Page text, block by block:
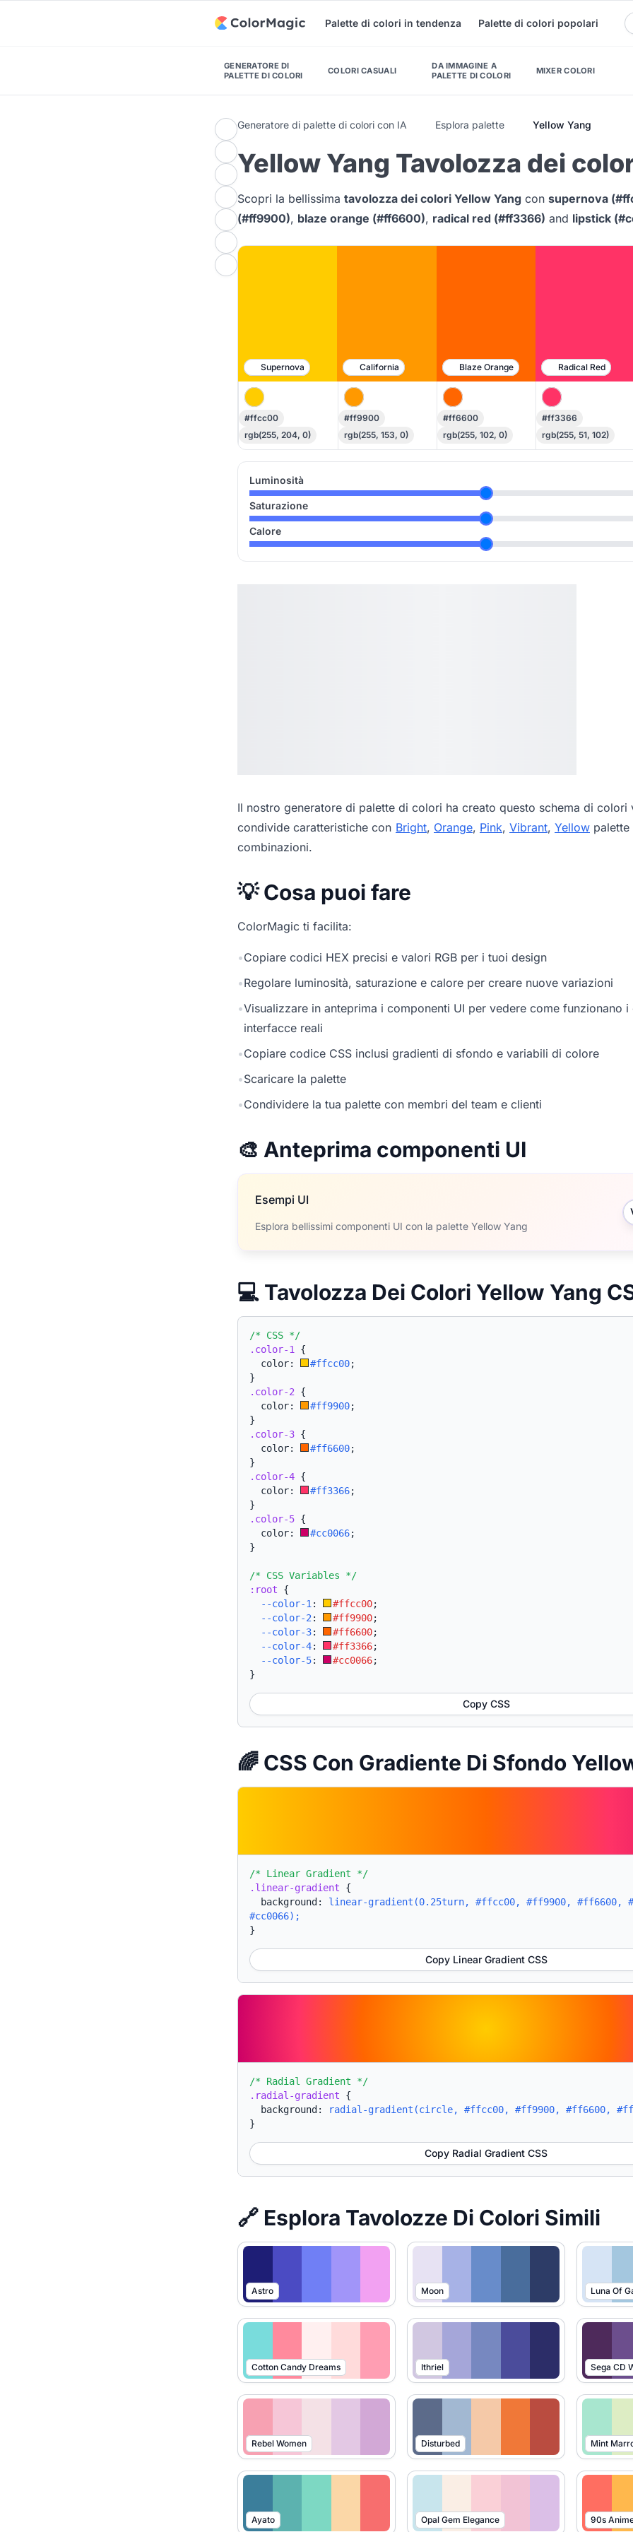
Palette di colori in tendenza Palette di colori popolari
GENERATORE DI
PALETTE DI COLORI
COLORI CASUALI
DA IMMAGINE A
PALETTE DI COLORI
MIXER COLORI
Generatore di palette di colori con IA Esplora palette Yellow Yang
Yellow Yang Tavolozza dei
Scopri la bellissima tavolozza dei colori Yellow Yang con supernova
(#ff9900), blaze orange (#ff6600), radical red (#ff3366) and lipstick
Supernova California Blaze Orange Radical Red
#ffcc00
rgb(255, 204, 0)
#ff9900
rgb(255, 153, 0)
#ff6600
rgb(255, 102, 0)
#ff3366
rgb(255, 51, 102)
Luminosità
Saturazione
Calore
Il nostro generatore di palette di colori ha creato questo schema di colori
condivide caratteristiche con Bright, Orange, Pink, Vibrant, Yellow
combinazioni.
💡 Cosa puoi fare
ColorMagic ti facilita:
•Copiare codici HEX precisi e valori RGB per i tuoi design
•Regolare luminosità, saturazione e calore per creare nuove variazioni
•Visualizzare in anteprima i componenti UI per vedere come funzionano
interfacce reali
•Copiare codice CSS inclusi gradienti di sfondo e variabili di colore
•Scaricare la palette
•Condividere la tua palette con membri del team e clienti
🎨 Anteprima componenti UI
Esempi UI
Esplora bellissimi componenti UI con la palette Yellow Yang
💻 Tavolozza Dei Colori Yellow Yang
/* CSS */
.color-1
{
  color:
#ffcc00;
}
.color-2 {
  color:
#ff9900;
}
.color-3 {
  color:
#ff6600;
}
.color-4 {
  color:
#ff3366;
}
.color-5 {
  color:
#cc0066;
}
/* CSS Variables */
:root {
--color-1 : #ffcc00;
--color-2 : #ff9900;
--color-3: #ff6600;
--color-4: #ff3366;
--color-5: #cc0066;
}
Copy CSS
🌈 CSS Con Gradiente Di Sfondo
/* Linear Gradient */
.linear-gradient {
background: linear-gradient(0.25turn, #ffcc00, #ff9900, #ff6600,
#cc0066);
}
Copy Linear Gradient CSS
/* Radial Gradient */
.radial-gradient {
background:
radial-gradient(circle, #ffcc00, #ff9900, #ff6600,
}
Copy Radial Gradient CSS
🔗 Esplora Tavolozze Di Colori Simili
Astro Moon Luna Of
Cotton Candy Dreams Ithriel Sega CD
Rebel Women Disturbed Mint
Ayato Opal Gem Elegance 90s